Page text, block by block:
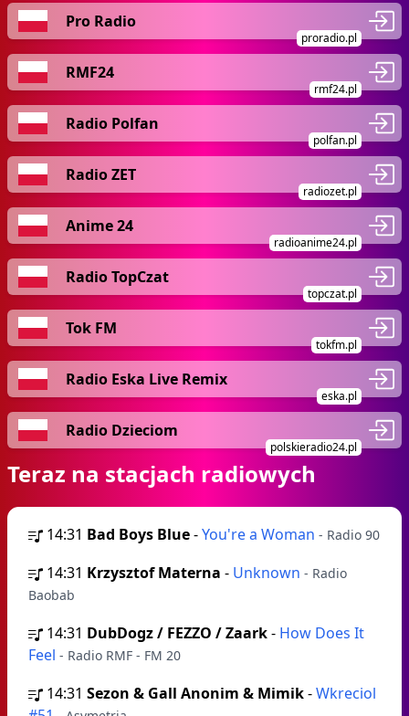
Pro Radio
proradio.pl
RMF24
rmf24.pl
Radio Polfan
polfan.pl
Radio ZET
radiozet.pl
Anime 24
radioanime24.pl
Radio TopCzat
topczat.pl
Tok FM
tokfm.pl
Radio Eska Live Remix
eska.pl
Radio Dzieciom
polskieradio24.pl
Teraz na stacjach radiowych
14:31 Bad Boys Blue-You're a Woman - Radio 90
14:31 Krzysztof Materna - Unknown - Radio
Baobab
14:31 DubDogz / FEZZO / Zaark- How Does It
Feel - Radio RMF - FM 20
14:31 Sezon & Gall Anonim & Mimik-Wkreciol